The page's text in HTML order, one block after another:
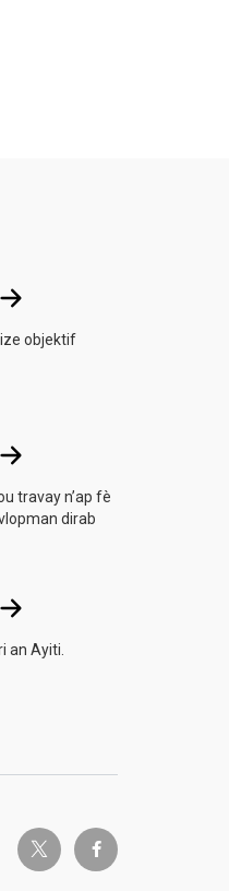
SDGs
objektif
Istwa
travay n’ap fè
dirab
Djòb
an Ayiti.
twitter-x facebook-f